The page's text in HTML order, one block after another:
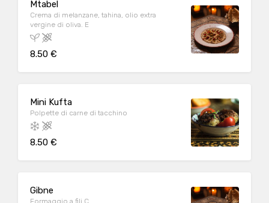
Mtabel
Crema di melanzane, tahina, olio extra
vergine di oliva. E
8.50 €
Mini Kufta
Polpette di carne di tacchino
8.50 €
Gibne
Formaggio a fili C